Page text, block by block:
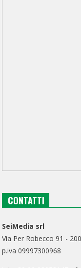
CONTATTI
SeiMedia srl
Via Per Robecco 91 -
p.iva 09997300968